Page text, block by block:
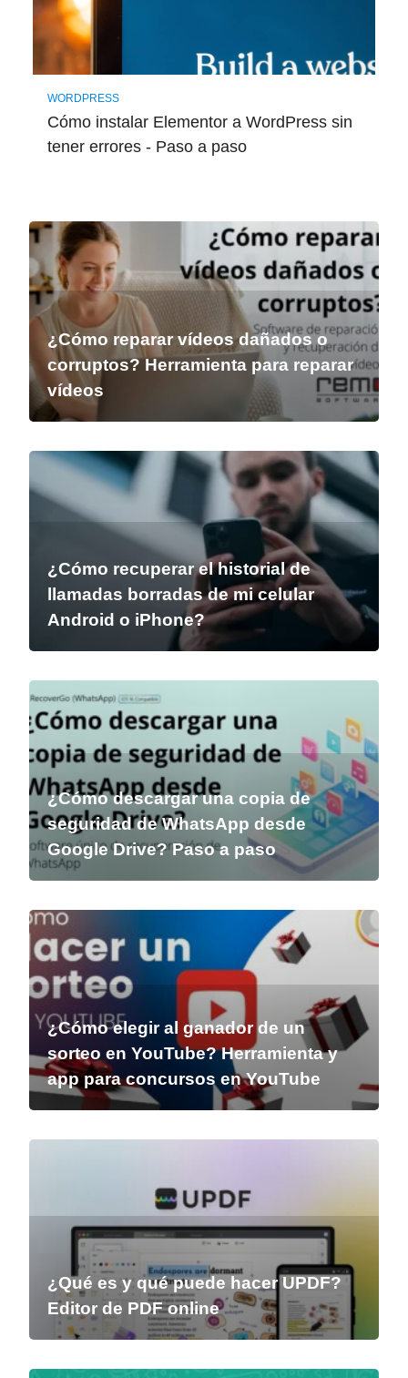
WORDPRESS
Cómo instalar Elementor a WordPress sin
tener errores - Paso a paso
¿Cómo reparar vídeos dañados o
corruptos? Herramienta para reparar
vídeos
¿Cómo recuperar el historial de
llamadas borradas de mi celular
Android o iPhone?
¿Cómo descargar una copia de
seguridad de WhatsApp desde
Google Drive? Paso a paso
¿Cómo elegir al ganador de un
sorteo en YouTube? Herramienta y
app para concursos en YouTube
¿Qué es y qué puede hacer UPDF?
Editor de PDF online